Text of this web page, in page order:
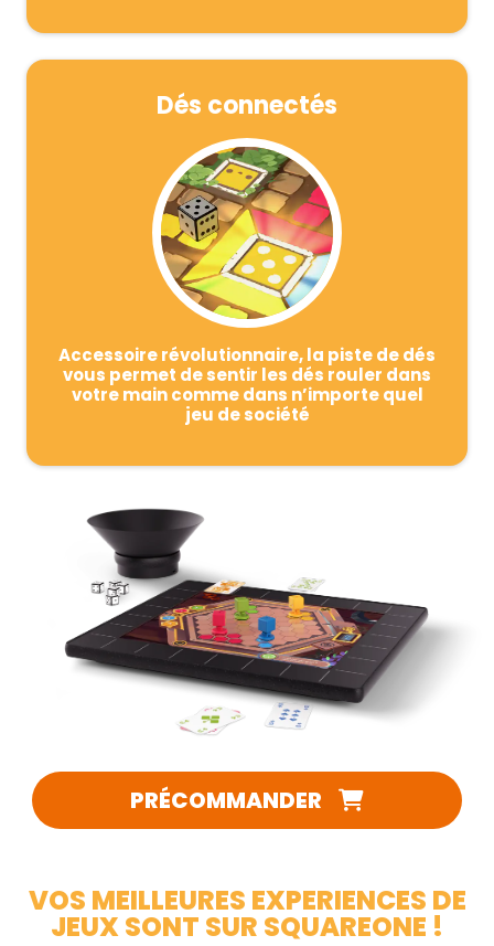
Dés connectés
Accessoire révolutionnaire, la piste de dés
vous permet de sentir les dés rouler dans
votre main comme dans n’importe quel
jeu de société
PRÉCOMMANDER
VOS MEILLEURES EXPERIENCES DE
JEUX SONT SUR SQUAREONE !